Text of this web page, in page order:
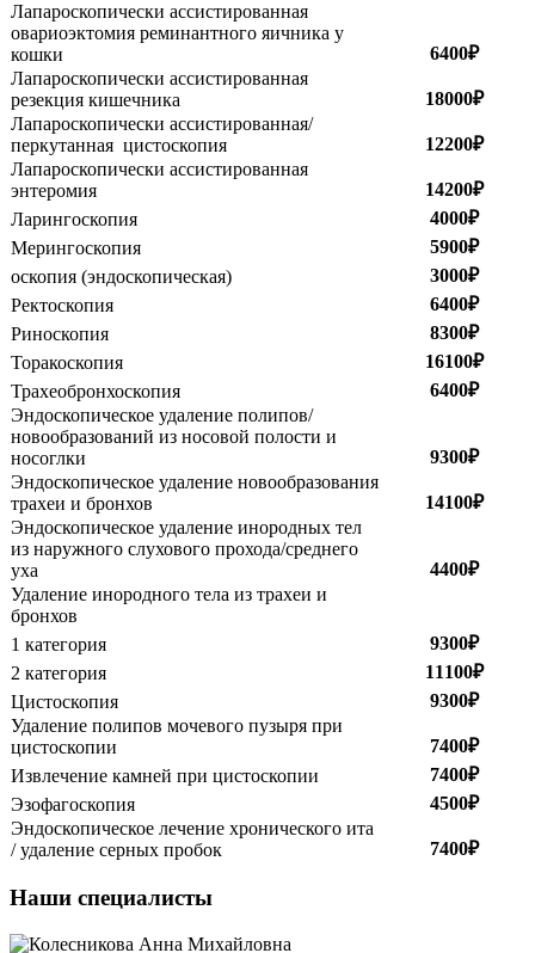
Лапароскопически ассистированная
овариоэктомия реминантного яичника у
кошки
6400₽
Лапароскопически ассистированная
резекция кишечника
18000₽
Лапароскопически ассистированная/
перкутанная цистоскопия
12200₽
Лапароскопически ассистированная
энтеромия
14200₽
Ларингоскопия
4000₽
Мерингоскопия
5900₽
оскопия (эндоскопическая)
3000₽
Ректоскопия
6400₽
Риноскопия
8300₽
Торакоскопия
16100₽
Трахеобронхоскопия
6400₽
Эндоскопическое удаление полипов/
новообразований из носовой полости и
носоглки
9300₽
Эндоскопическое удаление новообразования
трахеи и бронхов
14100₽
Эндоскопическое удаление инородных тел
из наружного слухового прохода/среднего
уха
4400₽
Удаление инородного тела из трахеи и
бронхов
1 категория
9300₽
2 категория
11100₽
Цистоскопия
9300₽
Удаление полипов мочевого пузыря при
цистоскопии
7400₽
Извлечение камней при цистоскопии
7400₽
Эзофагоскопия
4500₽
Эндоскопическое лечение хронического ита
/ удаление серных пробок
7400₽
Наши специалисты